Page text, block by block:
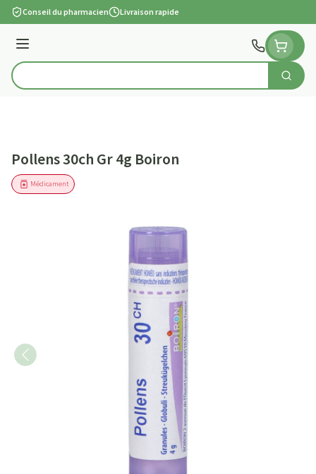
Aller au contenu
Conseil du pharmacien Livraison rapide
Menu
Rechercher
Pollens 30ch Gr 4g Boiron
Médicament